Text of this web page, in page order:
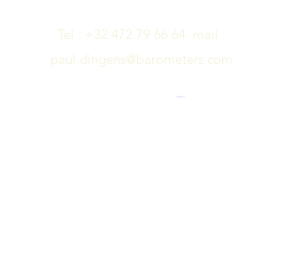
Tel : +32 472 79 66 64 mail :
paul.dingens@barometers.com